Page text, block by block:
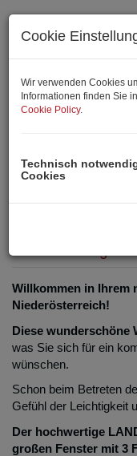
Willkommen in Ihrem
Niederösterreich!
Diese wunderschöne
was Sie sich für ein
wünschen.
Schon beim Betreten
Gefühl der Leichtigkeit
Der hochwertige
großen Fenster mit 3
Cookie
Wir verwenden Cookies
Informationen finden Sie
Cookie Policy.
Technisch
Cookies